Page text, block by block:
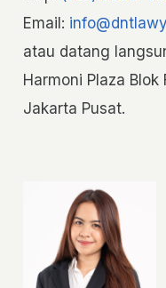
Email:
atau datang
Harmoni Plaza Blok
Jakarta Pusat.